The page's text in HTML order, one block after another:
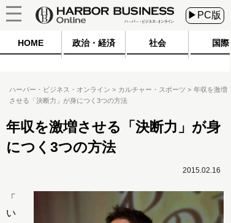
▶PC版
HOME 政治・経済 社会 国際
ハーバー・ビジネス・オンライン カルチャー・スポーツ
年収を激増
させる「決断力」が身につく3つの方法
年収を激増させる「決断力」が身
につく3つの方法
2015.02.16
「
い